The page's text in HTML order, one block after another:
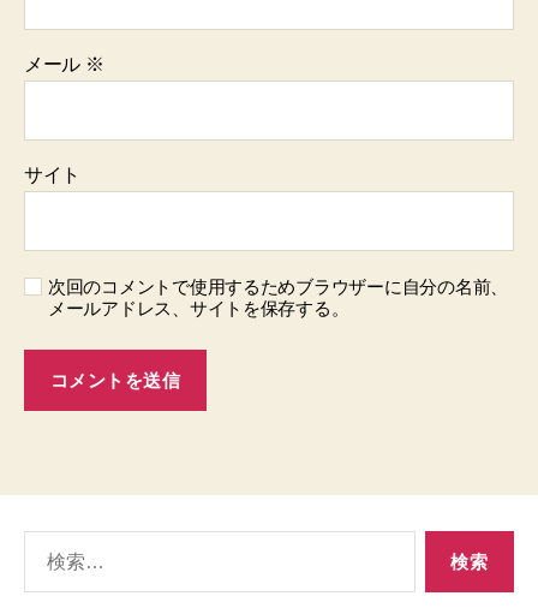
メール ※
サイト
次回のコメントで使用するためブラウザーに自分の名前、
メールアドレス、サイトを保存する。